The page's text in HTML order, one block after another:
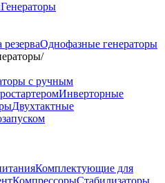
Генераторы
Однофазные генераторы
/
с ручным
Инверторные
Двухтактные
Комплектующие для
КомпрессорыСтабилизаторы